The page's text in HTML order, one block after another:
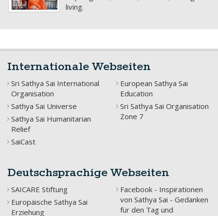
Internationale Webseiten
Sri Sathya Sai International
Organisation
Sathya Sai Universe
Sathya Sai Humanitarian
Relief
SaiCast
European Sathya Sai
Education
Sri Sathya Sai Organisation
Zone 7
Deutschsprachige Webseiten
SAICARE Stiftung
Europäische Sathya Sai
Erziehung
Facebook - Inspirationen
von Sathya Sai - Gedanken
für den Tag und